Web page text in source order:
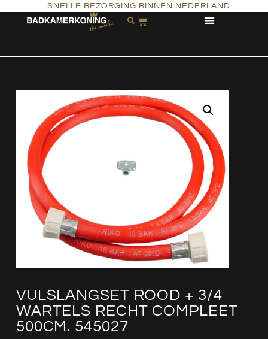
SNELLE BEZORGING BINNEN NEDERLAND
VULSLANGSET ROOD + 3/4
WARTELS RECHT COMPLEET
500CM. 545027